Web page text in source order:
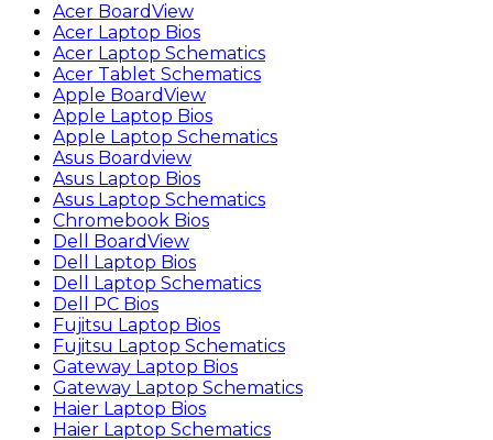
Acer BoardView
Acer Laptop Bios
Acer Laptop Schematics
Acer Tablet Schematics
Apple BoardView
Apple Laptop Bios
Apple Laptop Schematics
Asus Boardview
Asus Laptop Bios
Asus Laptop Schematics
Chromebook Bios
Dell BoardView
Dell Laptop Bios
Dell Laptop Schematics
Dell PC Bios
Fujitsu Laptop Bios
Fujitsu Laptop Schematics
Gateway Laptop Bios
Gateway Laptop Schematics
Haier Laptop Bios
Haier Laptop Schematics